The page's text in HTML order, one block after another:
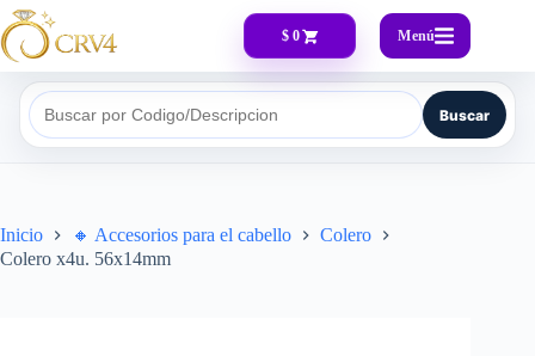
$ 0 Menú
Buscar por Codigo/Descripcion Buscar
Inicio 🔸​ Accesorios para el cabello
Colero
Colero x4u. 56x14mm